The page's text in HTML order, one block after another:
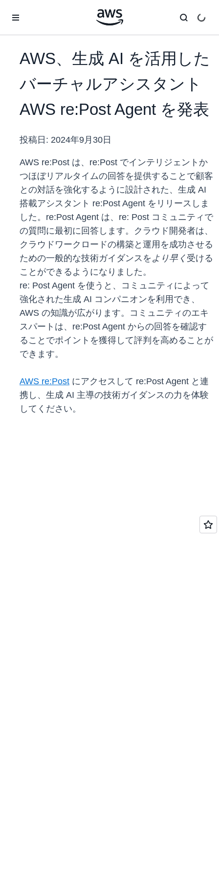
AWS、生成 AI を活用した
バーチャルアシスタント
AWS re:Post Agent を発表
投稿日: 2024年9月30日
AWS re:Post は、re:Post でインテリジェントか
つほぼリアルタイムの回答を提供することで顧客
との対話を強化するように設計された、生成 AI
搭載アシスタント re:Post Agent をリリースしま
した。re:Post Agent は、re: Post コミュニティで
の質問に最初に回答します。クラウド開発者は、
クラウドワークロードの構築と運用を成功させる
ための一般的な技術ガイダンスを より早く 受ける
ことができるようになりました。
re: Post Agent を使うと、コミュニティによって
強化された生成 AI コンパニオンを利用でき、
AWS の知識が広がります。コミュニティのエキ
スパートは、re:Post Agent からの回答を確認す
ることでポイントを獲得して評判を高めることが
できます。
AWS re:Post にアクセスして re:Post Agent と連
携し、生成 AI 主導の技術ガイダンスの力を体験
してください。